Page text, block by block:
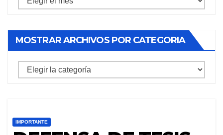
por
mes
MOSTRAR ARCHIVOS POR CATEGORIA
mostrar
IMPORTANTE